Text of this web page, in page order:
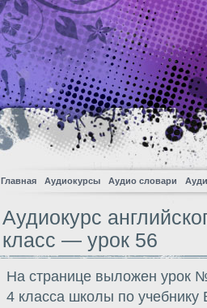
Главная Аудиокурсы Аудио словари
Аудиокурс
класс — урок 56
На странице выложен урок
4 класса школы по